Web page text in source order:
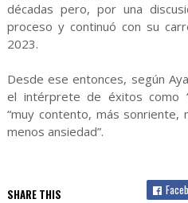
décadas pero, por una
proceso y continuó con su
2023.
Desde ese entonces, según
el intérprete de éxitos como
“muy contento, más sonriente,
menos ansiedad”.
SHARE THIS